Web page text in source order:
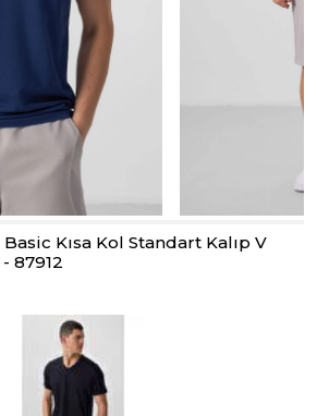
Kısa Kol Standart Kalıp V
87912